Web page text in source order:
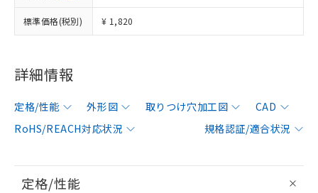
標準価格(税別) ¥ 1,820
詳細情報
定格/性能 外形図 取りつけ穴加工図
CAD
RoHS/REACH対応状況
規格認証/適合状況
定格/性能